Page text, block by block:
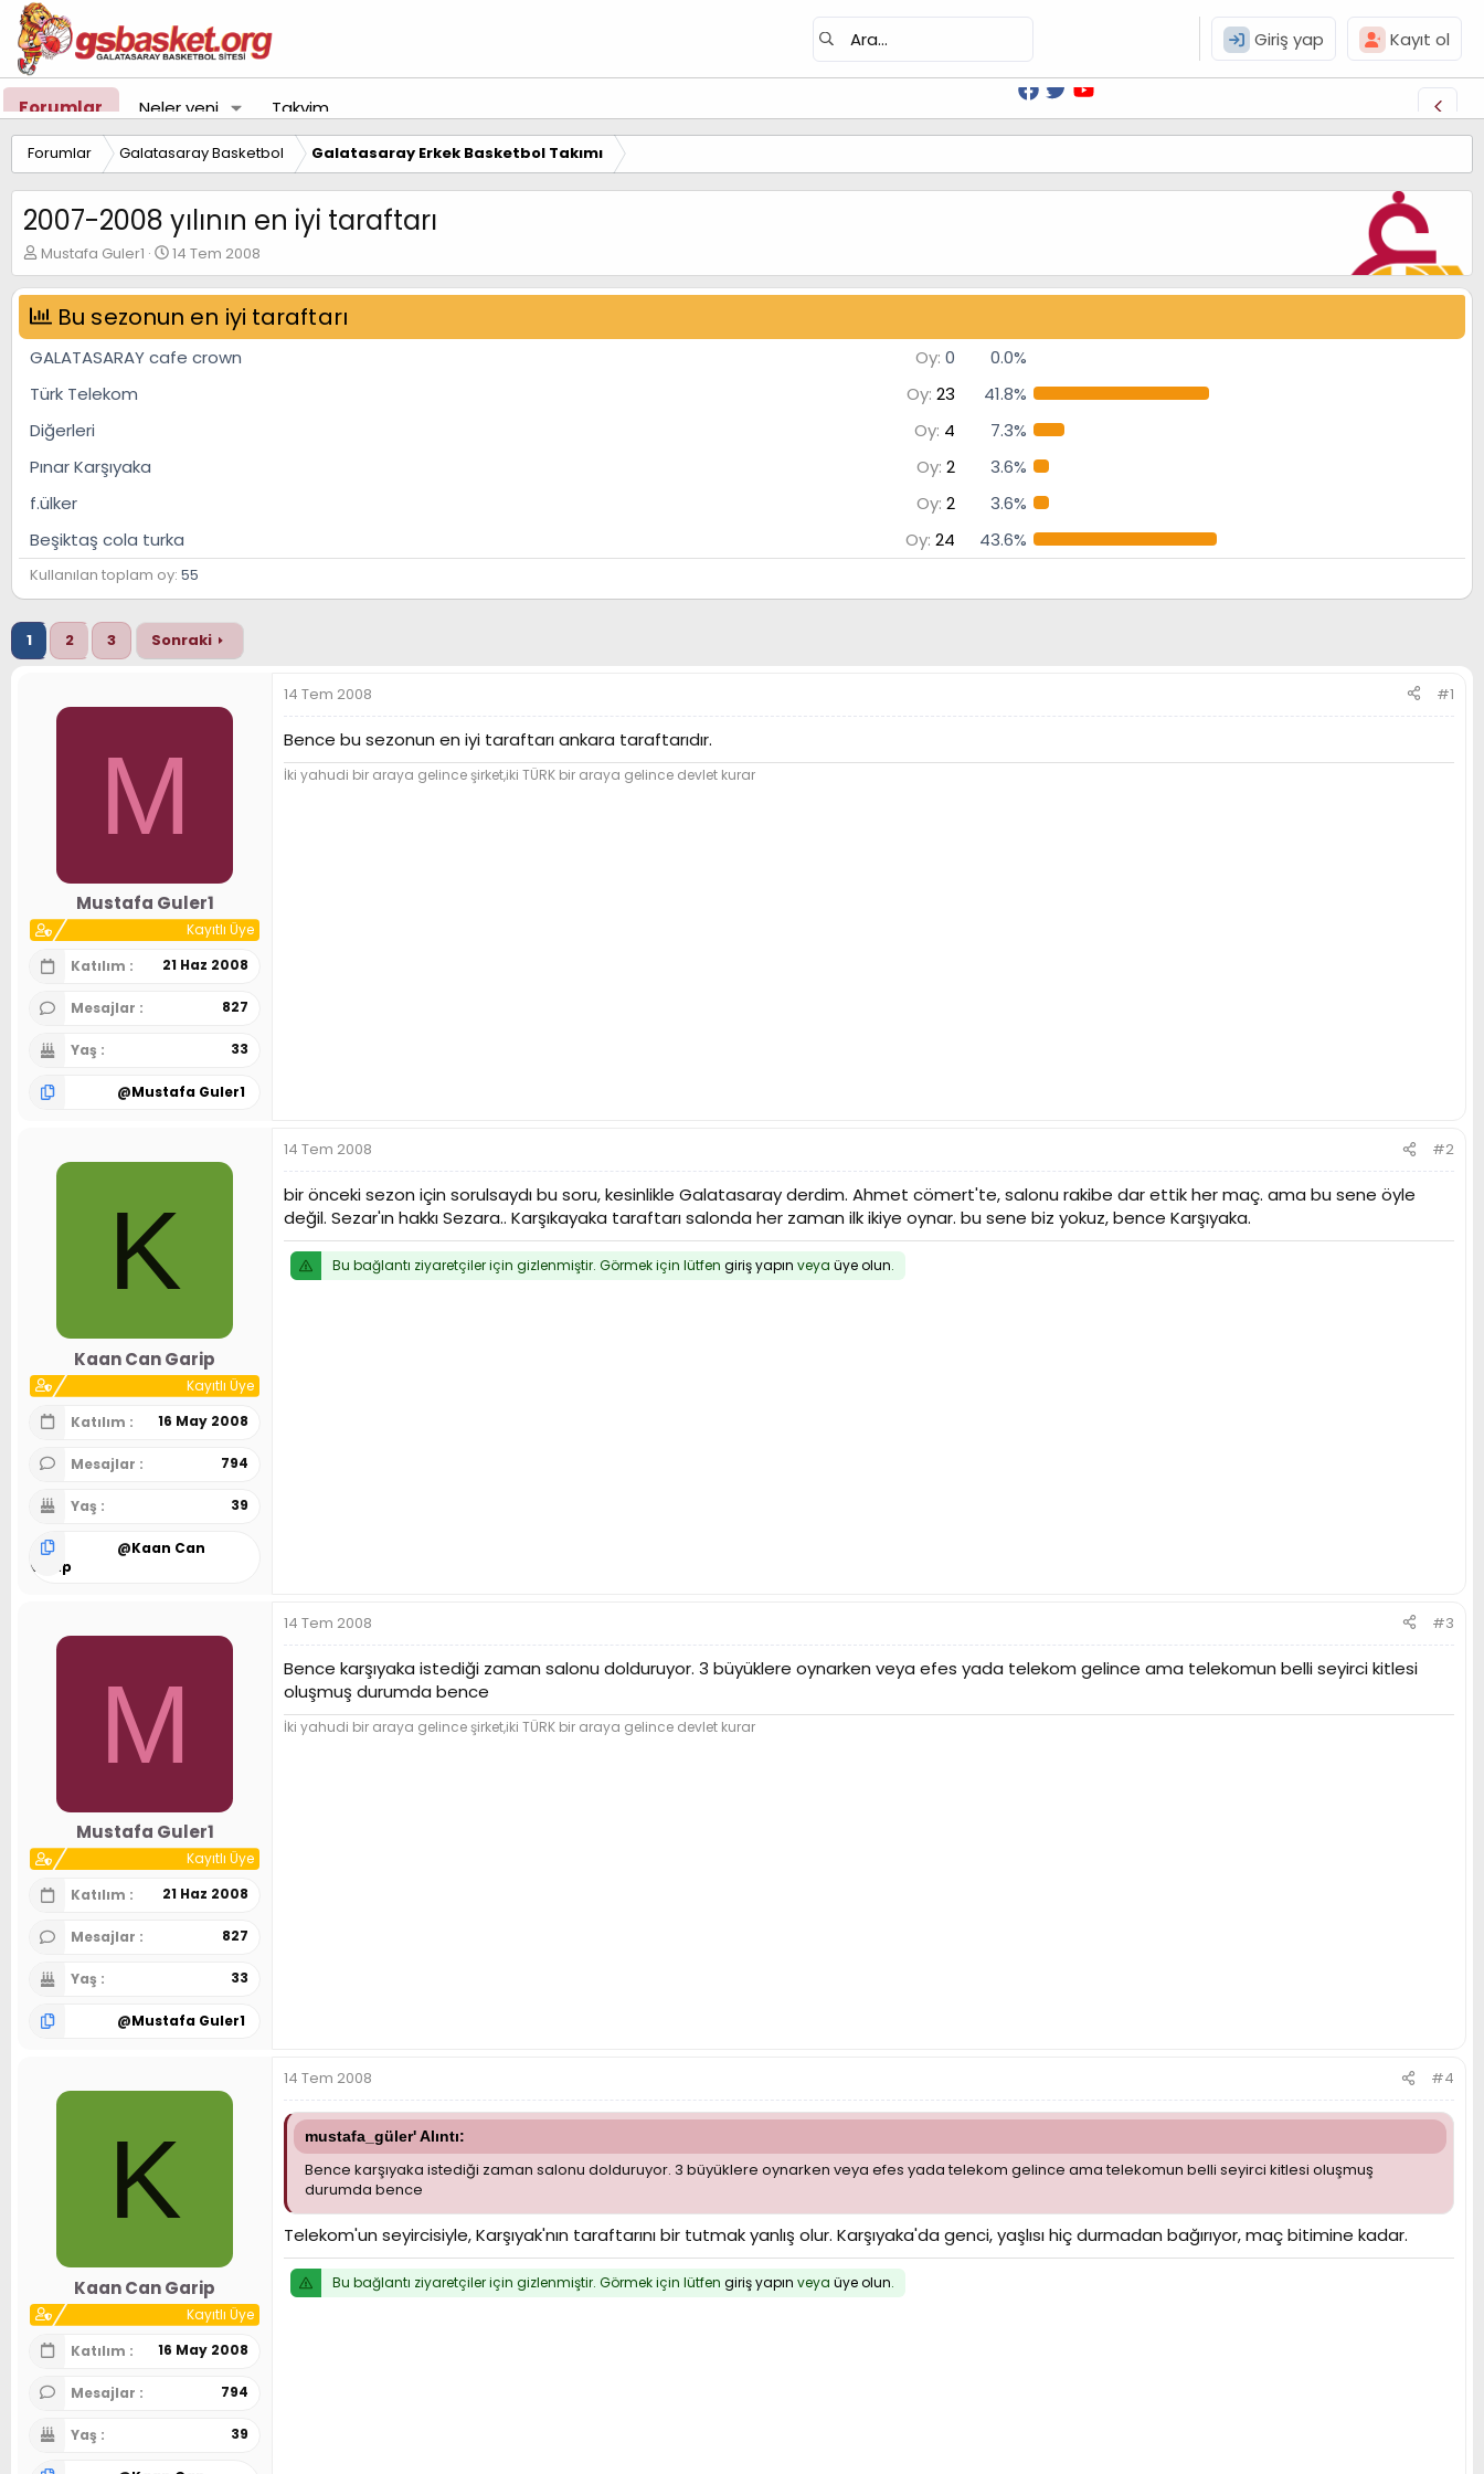
Giriş yap Kayıt ol
Forumlar Neler yeni Takvim
Forumlar Galatasaray Basketbol Galatasaray Erkek Basketbol Takımı
2007-2008 yılının en iyi taraftarı
K
o
n
u
y
u
a
l
t
n
Mustafa Guler1
B
a
ş
l
a
n
14 Tem 2008
Bu sezonun en iyi taraftarı
GALATASARAY cafe crown Oy: 0
0.0%
Türk Telekom
Oy: 23
41.8%
Diğerleri
Oy: 4
7.3%
Pınar Karşıyaka
Oy: 2
3.6%
f.ülker
Oy: 2
3.6%
Beşiktaş cola turka
Oy: 24 43.6%
Kullanılan toplam oy 55
1 2 3 Sonraki
M
Mustafa Guler1
Kayıtlı Üye
Katılım
21 Haz 2008
Mesajlar 827
Yaş 33
@Mustafa Guler1
14 Tem 2008 #1
Bence bu sezonun en iyi taraftarı ankara taraftarıdır.
İki yahudi bir araya gelince şirket,iki TÜRK bir araya gelince devlet kurar
K
Kaan Can Garip
Kayıtlı Üye
Katılım
16 May 2008
Mesajlar 794
Yaş 39
@Kaan Can
Garip
14 Tem 2008 #2
bir önceki sezon için sorulsaydı bu soru, kesinlikle Galatasaray derdim. Ahmet cömert'te, salonu rakibe dar ettik her maç. ama bu sene öyle
değil. Sezar'ın hakkı Sezara.. Karşıkayaka taraftarı salonda her zaman ilk ikiye oynar. bu sene biz yokuz, bence Karşıyaka.
Bu bağlantı ziyaretçiler için gizlenmiştir. Görmek için lütfen giriş yapın veya üye olun.
M
Mustafa Guler1
Kayıtlı Üye
Katılım
21 Haz 2008
Mesajlar 827
Yaş 33
@Mustafa Guler1
14 Tem 2008 #3
Bence karşıyaka istediği zaman salonu dolduruyor. 3 büyüklere oynarken veya efes yada telekom gelince ama telekomun belli seyirci kitlesi
oluşmuş durumda bence
İki yahudi bir araya gelince şirket,iki TÜRK bir araya gelince devlet kurar
K
Kaan Can Garip
Kayıtlı Üye
Katılım
16 May 2008
Mesajlar 794
Yaş 39
14 Tem 2008 #4
mustafa_güler' Alıntı:
Bence karşıyaka istediği zaman salonu dolduruyor. 3 büyüklere oynarken veya efes yada telekom gelince ama telekomun belli seyirci kitlesi oluşmuş
durumda bence
Telekom'un seyircisiyle, Karşıyak'nın taraftarını bir tutmak yanlış olur. Karşıyaka'da genci, yaşlısı hiç durmadan bağırıyor, maç bitimine kadar.
Bu bağlantı ziyaretçiler için gizlenmiştir. Görmek için lütfen giriş yapın veya üye olun.